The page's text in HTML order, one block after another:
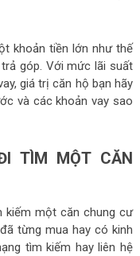
khoản tiền lớn như thế
góp. Với mức lãi suất
giá trị căn hộ bạn hãy
và các khoản vay sao
TÌM MỘT CĂN
kiếm một căn chung cư
từng mua hay có kinh
tìm kiếm hay liên hệ